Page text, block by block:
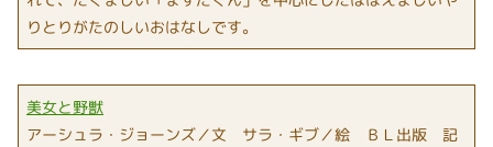
りとりがたのしいおはなしです。
美女と野獣
アーシュラ・ジョーンズ／文 サラ・ギブ／絵 ＢＬ出版 記